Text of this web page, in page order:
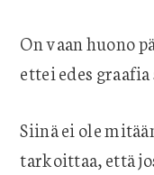
On vaan huono
ettei edes
Siinä ei ole
tarkoittaa, että